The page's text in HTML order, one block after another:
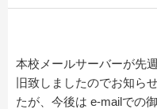
本校メールサーバーが先
旧致しましたのでお知ら
たが、今後は e-mailでの